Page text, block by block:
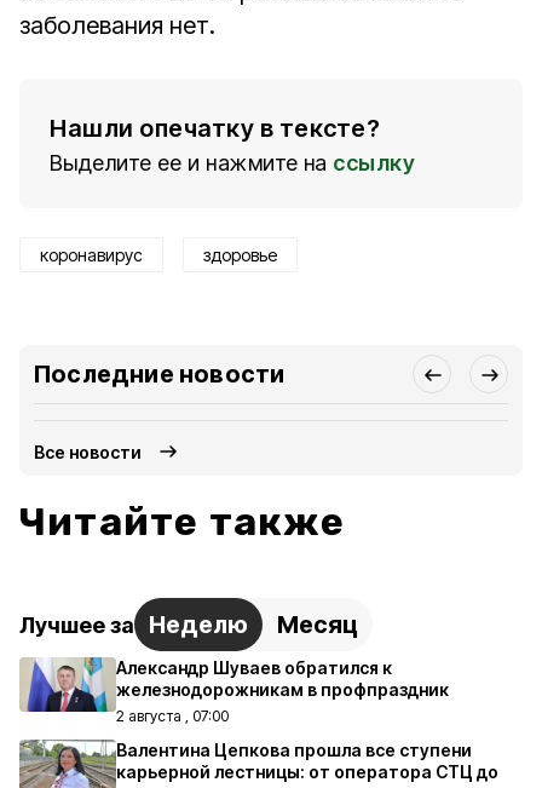
заболевания нет.
Нашли опечатку в тексте?
Выделите ее и нажмите на ссылку
коронавирус здоровье
Последние новости
Все новости
Читайте также
Лучшее за Неделю Месяц
Александр Шуваев обратился к
железнодорожникам в профпраздник
2 августа , 07:00
Валентина Цепкова прошла все ступени
карьерной лестницы: от оператора СТЦ до